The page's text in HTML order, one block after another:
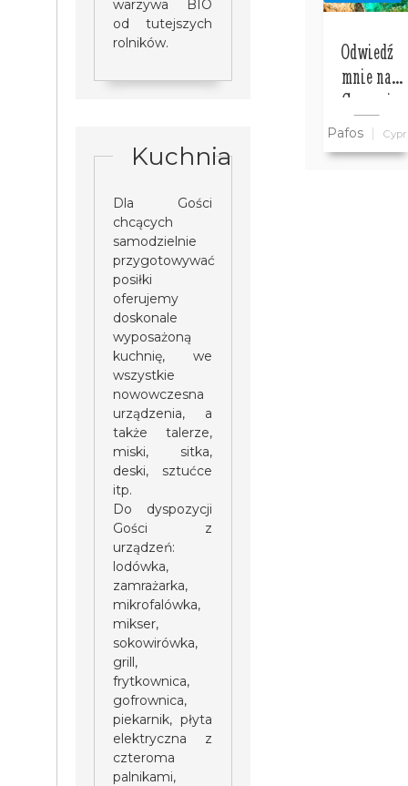
warzywa BIO
od tutejszych
rolników.
Kuchnia
Dla Gości
chcących
samodzielnie
przygotowywać
posiłki
oferujemy
doskonale
wyposażoną
kuchnię, we
wszystkie
nowowczesna
urządzenia, a
także talerze,
miski, sitka,
deski, sztućce
itp.
Do dyspozycji
Gości z
urządzeń:
lodówka,
zamrażarka,
mikrofalówka,
mikser,
sokowirówka,
grill,
frytkownica,
gofrownica,
piekarnik, płyta
elektryczna z
czteroma
palnikami,
Odwiedź
mnie na
Cyprze i
zwiedź ze
mną cały
Pafos Cypr